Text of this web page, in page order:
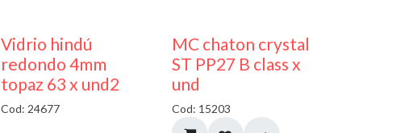
40% DESCUENTO
Vidrio hindú
redondo 4mm
topaz 63 x und2
Cod: 24677
MC chaton crystal
ST PP27 B class x
und
Cod: 15203